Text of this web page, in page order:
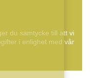
du samtycke till att vi
i enlighet med vår